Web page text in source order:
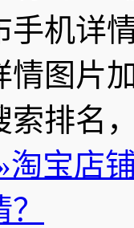
手机详
情图片
索排名
淘宝店